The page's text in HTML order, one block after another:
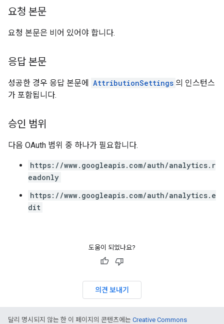
요청 본문
요청 본문은 비어 있어야 합니다.
응답 본문
성공한 경우 응답 본문에 AttributionSettings 의 인스턴스
가 포함됩니다.
승인 범위
다음 OAuth 범위 중 하나가 필요합니다.
https://www.googleapis.com/auth/analytics.r
eadonly
https://www.googleapis.com/auth/analytics.e
dit
도움이 되었나요?
의견 보내기
달리 명시되지 않는 한 이 페이지의 콘텐츠에는 Creative Commons